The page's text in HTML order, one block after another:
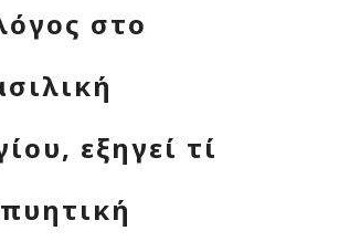
στο
εξηγεί τί